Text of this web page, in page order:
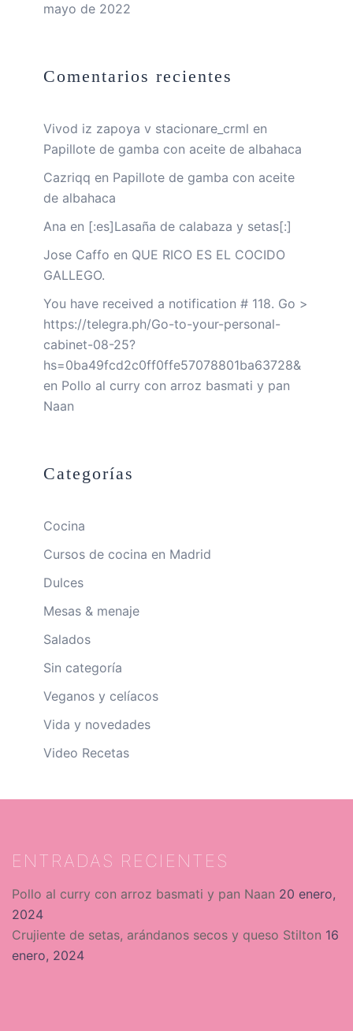
mayo de 2022
Comentarios recientes
Vivod iz zapoya v stacionare_crml en
Papillote de gamba con aceite de albahaca
Cazriqq en Papillote de gamba con aceite
de albahaca
Ana en [:es]Lasaña de calabaza y setas[:]
Jose Caffo en QUE RICO ES EL COCIDO
GALLEGO.
You have received a notification # 118. Go >
https://telegra.ph/Go-to-your-personal-
cabinet-08-25?
hs=0ba49fcd2c0ff0ffe57078801ba63728&
en Pollo al curry con arroz basmati y pan
Naan
Categorías
Cocina
Cursos de cocina en Madrid
Dulces
Mesas & menaje
Salados
Sin categoría
Veganos y celíacos
Vida y novedades
Video Recetas
ENTRADAS RECIENTES
Pollo al curry con arroz basmati y pan Naan 20 enero,
2024
Crujiente de setas, arándanos secos y queso Stilton 16
enero, 2024